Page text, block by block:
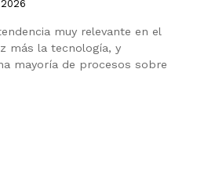
muy relevante en el
más la tecnología, y
mayoría de procesos sobre